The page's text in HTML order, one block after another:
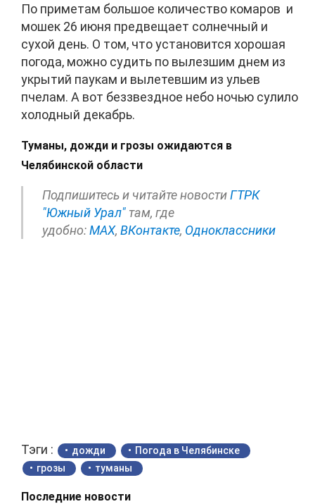
По приметам большое количество комаров и
мошек 26 июня предвещает солнечный и
сухой день. О том, что установится хорошая
погода, можно судить по вылезшим днем из
укрытий паукам и вылетевшим из ульев
пчелам. А вот беззвездное небо ночью сулило
холодный декабрь.
Туманы, дожди и грозы ожидаются в
Челябинской области
Подпишитесь и читайте новостиГТРК
"Южный Урал" там, где
удобно:МАХ, ВКонтакте, Одноклассники
Тэги : дожди
Погода в Челябинске
грозы
туманы
Последние новости